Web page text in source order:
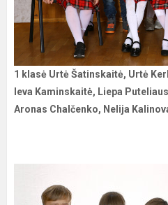
1 klasė Urtė Šatinskaitė, Urtė
Ieva Kaminskaitė, Liepa
Aronas Chalčenko, Nelija